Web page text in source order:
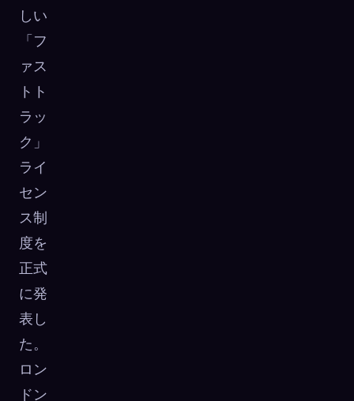
しい
「フ
ァス
トト
ラッ
ク」
ライ
セン
ス制
度を
正式
に発
表し
た。
ロン
ドン